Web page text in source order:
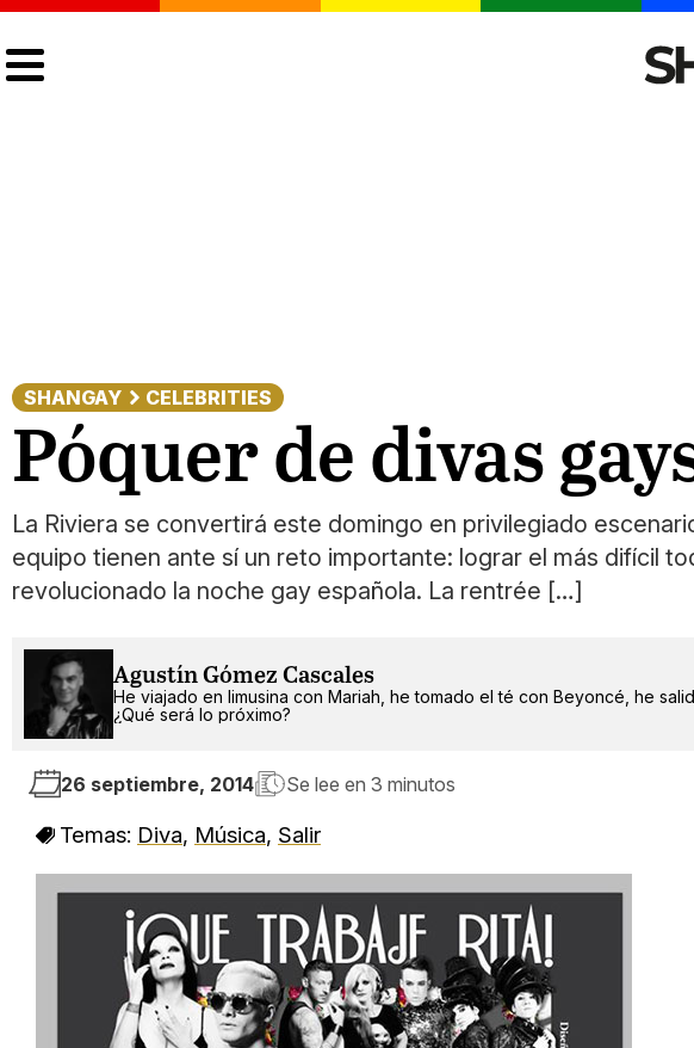
SHANGAY CELEBRITIES
Póquer de divas
La Riviera se convertirá este domingo en privilegiado
equipo tienen ante sí un reto importante: lograr el más difícil
revolucionado la noche gay española. La rentrée […]
Agustín Gómez Cascales
He viajado en limusina con Mariah, he tomado el té con Beyoncé, he
¿Qué será lo próximo?
26 septiembre, 2014 Se lee en 3 minutos
Temas: Diva, Música, Salir